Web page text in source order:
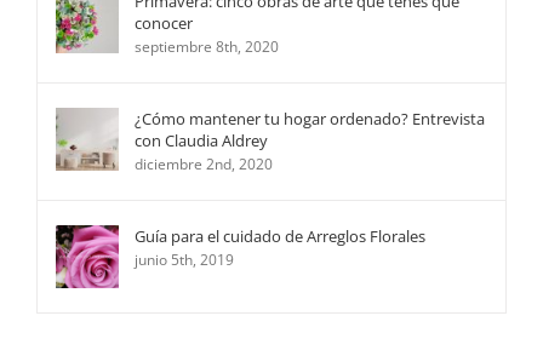
conocer
septiembre 8th, 2020
¿Cómo mantener tu hogar ordenado? Entrevista
con Claudia Aldrey
diciembre 2nd, 2020
Guía para el cuidado de Arreglos Florales
junio 5th, 2019